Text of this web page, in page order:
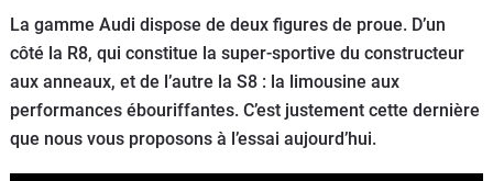
Auto
Services
Forum
La gamme Audi dispose de deux figures de proue. D’un
côté la R8, qui constitue la super-sportive du constructeur
aux anneaux, et de l’autre la S8 : la limousine aux
performances ébouriffantes. C’est justement cette dernière
que nous vous proposons à l’essai aujourd’hui.